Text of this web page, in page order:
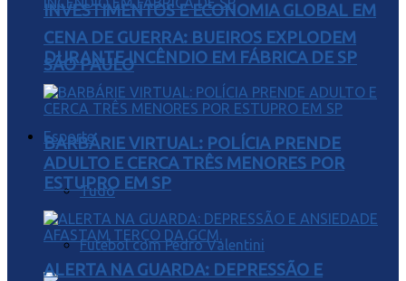
INVESTIMENTOS E ECONOMIA GLOBAL EM
SÃO PAULO
Esporte
Tudo
Futebol com Pedro Valentini
CENA DE GUERRA: BUEIROS EXPLODEM
DURANTE INCÊNDIO EM FÁBRICA DE SP
BARBÁRIE VIRTUAL: POLÍCIA PRENDE
ADULTO E CERCA TRÊS MENORES POR
ESTUPRO EM SP
ALERTA NA GUARDA: DEPRESSÃO E